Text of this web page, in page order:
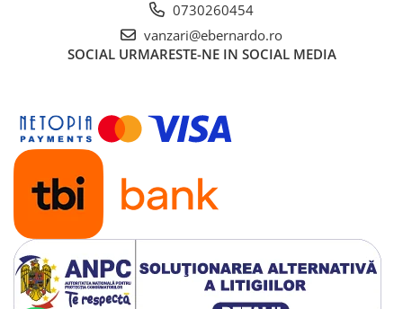
0730260454
vanzari@ebernardo.ro
SOCIAL URMARESTE-NE IN SOCIAL MEDIA